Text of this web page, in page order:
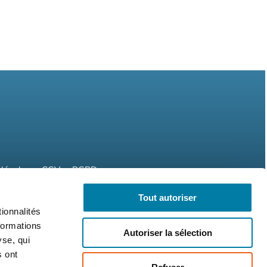
qui
ont
Tout autoriser
Autoriser la sélection
CGV RGPD